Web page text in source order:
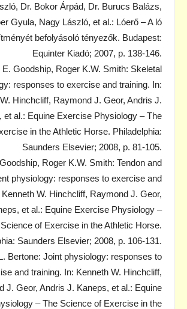
Dr. Bokor Árpád, Dr. Burucs Balázs,
Gyula, Nagy László, et al.: Lóerő – A ló
befolyásoló tényezők. Budapest:
Equinter Kiadó; 2007, p. 138-146.
E. Goodship, Roger K.W. Smith: Skeletal
responses to exercise and training. In:
Hinchcliff, Raymond J. Geor, Andris J.
et al.: Equine Exercise Physiology – The
in the Athletic Horse. Philadelphia:
Saunders Elsevier; 2008, p. 81-105.
Roger K.W. Smith: Tendon and
physiology: responses to exercise and
W. Hinchcliff, Raymond J. Geor,
et al.: Equine Exercise Physiology –
of Exercise in the Athletic Horse.
Saunders Elsevier; 2008, p. 106-131.
Bertone: Joint physiology: responses to
and training. In: Kenneth W. Hinchcliff,
J. Geor, Andris J. Kaneps, et al.: Equine
– The Science of Exercise in the